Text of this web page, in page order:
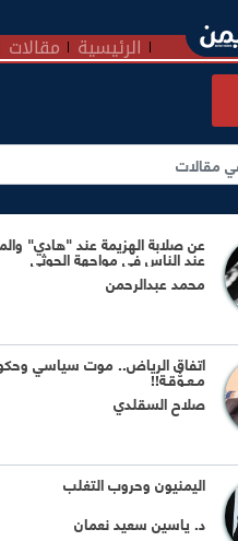
الرئيسية مقالات
عن صلابة الهزيمة عند "هادي"
عند الناس في مواجهة الحوثي
محمد عبدالرحمن
اتفاق الرياض.. موت سياسي
مـعـوُّقـة!!
صلاح السقلدي
اليمنيون وحروب التغلب
د. ياسين سعيد نعمان